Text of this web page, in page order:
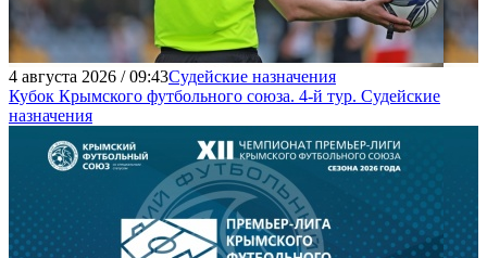
4 августа 2026 / 09:43Судейские назначения
Кубок Крымского футбольного союза. 4-й тур. Судейские
назначения